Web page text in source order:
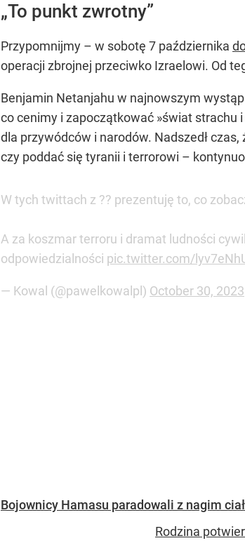
„To punkt zwrotny”
Przypomnijmy – w sobotę 7 października
operacji zbrojnej przeciwko Izraelowi. Od
Benjamin Netanjahu w najnowszym
co cenimy i zapoczątkować »świat strachu
dla przywódców i narodów. Nadszedł
czy poddać się tyranii i terrorowi –
W tych twittach z ?? prezentuję to, co
A za koszmar terroru i dramat ludności
odpowiedzialności pic.twitter.com/
— Kowal (@pawelkowalpl) October 30, 2023
Bojownicy Hamasu paradowali z nagim
Rodzina